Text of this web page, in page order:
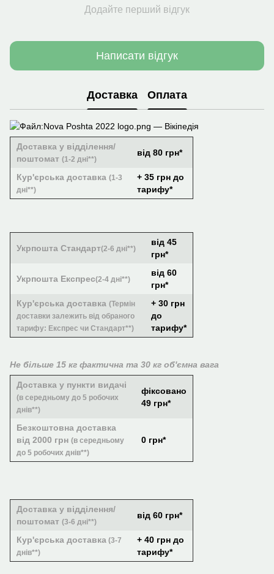
Додайте перший відгук
Написати відгук
Доставка Оплата
Доставка у відділення/
поштомат (1-2 дні**)
від 80 грн*
Кур'єрська доставка (1-3
дні**)
+ 35 грн до
тарифу*
Укрпошта Стандарт(2-6 дні**)
від 45
грн*
Укрпошта Експрес(2-4 дні**)
від 60
грн*
Кур'єрська доставка (Термін
доставки залежить від обраного
тарифу: Експрес чи Стандарт**)
+ 30 грн
до
тарифу*
Не більше 15 кг фактична та 30 кг об'ємна вага
Доставка у пункти видачі
(в середньому до 5 робочих
днів**)
фіксовано
49 грн*
Безкоштовна доставка
від 2000 грн (в середньому
до 5 робочих днів**)
0 грн*
Доставка у відділення/
поштомат (3-6 дні**)
від 60 грн*
Кур'єрська доставка (3-7
днів**)
+ 40 грн до
тарифу*